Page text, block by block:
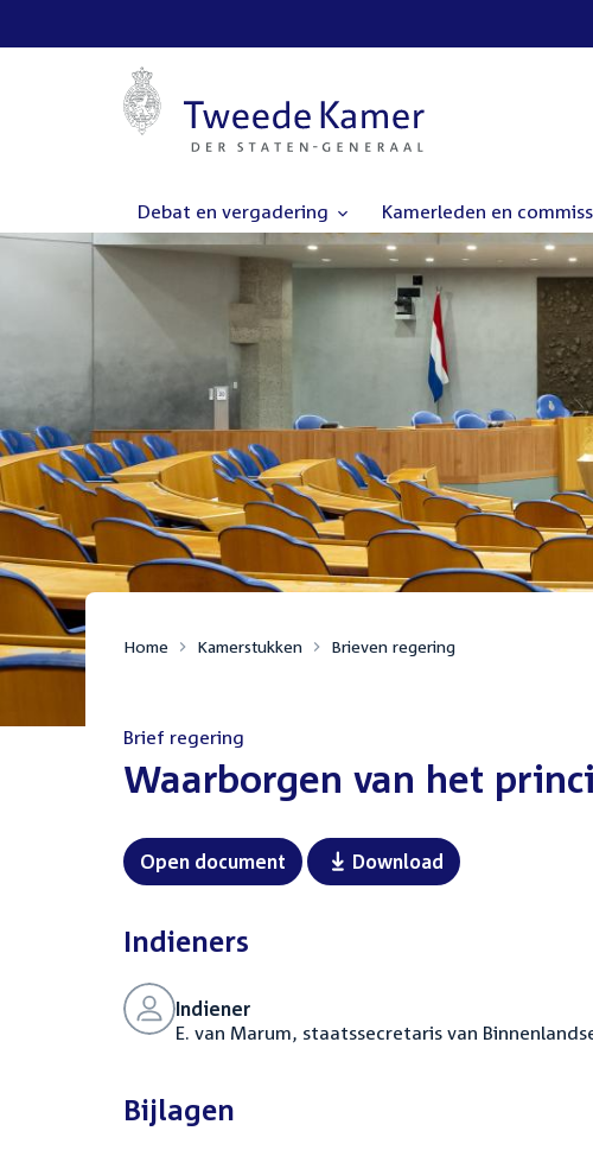
Debat en vergadering Kamerleden en
Home Kamerstukken Brieven regering
Brief regering
:Waarborgen van het
Open document Download
Indieners
Indiener
E. van Marum, staatssecretaris van
Bijlagen